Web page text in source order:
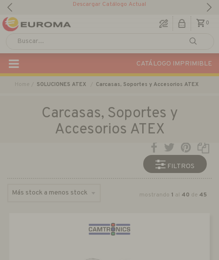
Descargar Catálogo Actual
0
CATÁLOGO IMPRIMIBLE
Home SOLUCIONES ATEX Carcasas, Soportes y Accesorios ATEX
Carcasas, Soportes y
Accesorios ATEX
FILTROS
mostrando 1 al 40 de 45